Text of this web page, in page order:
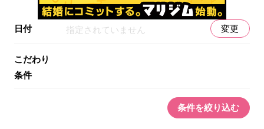
日付 指定されていません 変更
こだわり
条件
条件を絞り込む